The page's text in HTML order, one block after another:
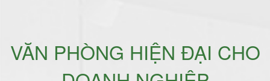
VĂN PHÒNG HIỆN ĐẠI CHO